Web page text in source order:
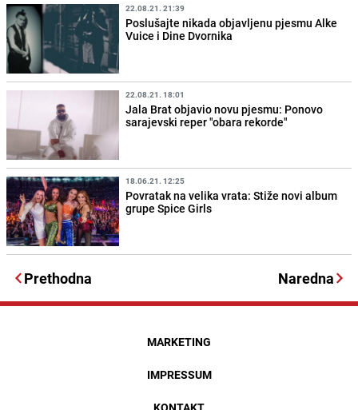
22.08.21. 21:39
Poslušajte nikada objavljenu pjesmu Alke
Vuice i Dine Dvornika
22.08.21. 18:01
Jala Brat objavio novu pjesmu: Ponovo
sarajevski reper "obara rekorde"
18.06.21. 12:25
Povratak na velika vrata: Stiže novi album
grupe Spice Girls
Prethodna Naredna
MARKETING
IMPRESSUM